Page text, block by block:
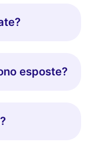
esposte?